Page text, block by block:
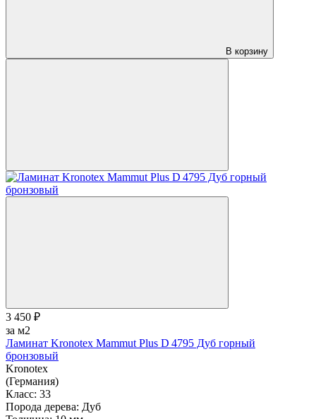
В корзину
3 450 ₽
за м2
Ламинат Kronotex Mammut Plus D 4795 Дуб горный
бронзовый
Kronotex
(Германия)
Класс: 33
Порода дерева: Дуб